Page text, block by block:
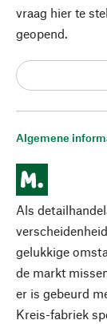
Algemene
Als
gelukkige
de markt
er is gebeurd
Kreis-fabriek
vraag hier te
geopend.